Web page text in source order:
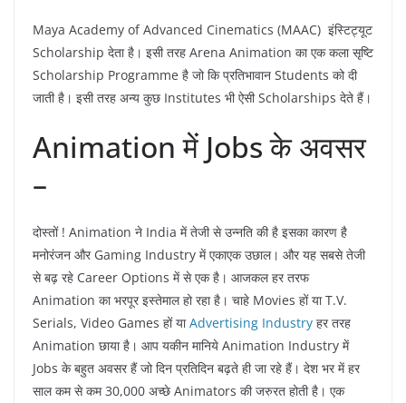
Maya Academy of Advanced Cinematics (MAAC) इंस्टिट्यूट
Scholarship देता है। इसी तरह Arena Animation का एक कला सृष्टि
Scholarship Programme है जो कि प्रतिभावान Students को दी
जाती है। इसी तरह अन्य कुछ Institutes भी ऐसी Scholarships देते हैं।
Animation में Jobs के अवसर
–
दोस्तों ! Animation ने India में तेजी से उन्नति की है इसका कारण है
मनोरंजन और Gaming Industry में एकाएक उछाल। और यह सबसे तेजी
से बढ़ रहे Career Options में से एक है। आजकल हर तरफ
Animation का भरपूर इस्तेमाल हो रहा है। चाहे Movies हों या T.V.
Serials, Video Games हों याAdvertising Industry हर तरह
Animation छाया है। आप यकीन मानिये Animation Industry में
Jobs के बहुत अवसर हैं जो दिन प्रतिदिन बढ़ते ही जा रहे हैं। देश भर में हर
साल कम से कम 30,000 अच्छे Animators की जरुरत होती है। एक